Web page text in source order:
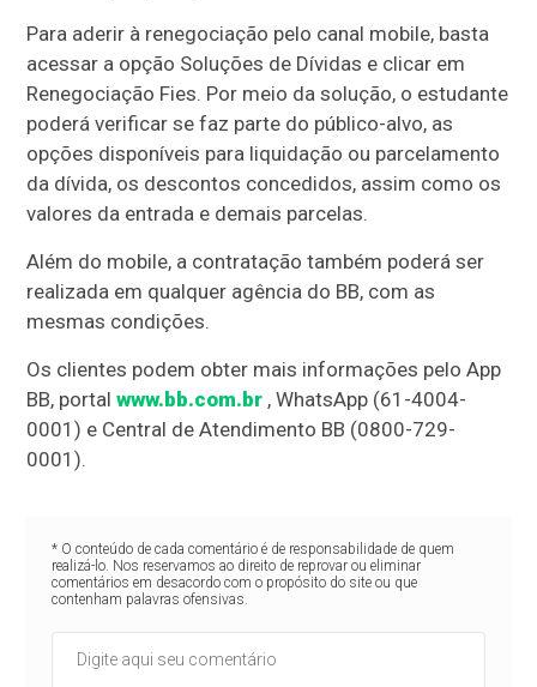
Para aderir à renegociação pelo canal mobile, basta
acessar a opção Soluções de Dívidas e clicar em
Renegociação Fies. Por meio da solução, o estudante
poderá verificar se faz parte do público-alvo, as
opções disponíveis para liquidação ou parcelamento
da dívida, os descontos concedidos, assim como os
valores da entrada e demais parcelas.
Além do mobile, a contratação também poderá ser
realizada em qualquer agência do BB, com as
mesmas condições.
Os clientes podem obter mais informações pelo App
BB, portalwww.bb.com.br , WhatsApp (61-4004-
0001) e Central de Atendimento BB (0800-729-
0001).
* O conteúdo de cada comentário é de responsabilidade de quem
realizá-lo. Nos reservamos ao direito de reprovar ou eliminar
comentários em desacordo com o propósito do site ou que
contenham palavras ofensivas.